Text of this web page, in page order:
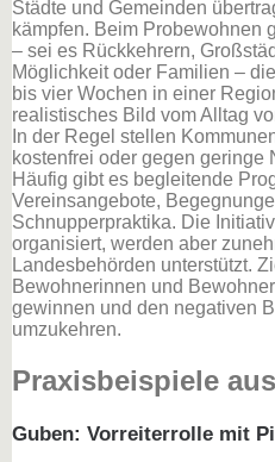
Städte und Gemeinden
kämpfen. Beim Probewohnen
– sei es Rückkehrern,
Möglichkeit oder Familien –
bis vier Wochen in einer
realistisches Bild vom Alltag
In der Regel stellen
kostenfrei oder gegen geringe
Häufig gibt es begleitende
Vereinsangebote,
Schnupperpraktika. Die
organisiert, werden aber
Landesbehörden unterstützt.
Bewohnerinnen und
gewinnen und den negativen
umzukehren.
Praxisbeispiele
Guben: Vorreiterrolle mit